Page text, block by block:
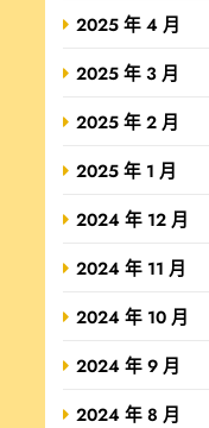
2025 年 4 月
2025 年 3 月
2025 年 2 月
2025 年 1 月
2024 年 12 月
2024 年 11 月
2024 年 10 月
2024 年 9 月
2024 年 8 月